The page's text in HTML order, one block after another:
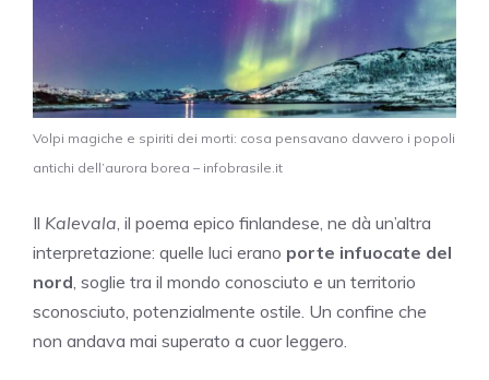
Volpi magiche e spiriti dei morti: cosa pensavano davvero i popoli
antichi dell’aurora borea – infobrasile.it
Il Kalevala, il poema epico finlandese, ne dà un’altra
interpretazione: quelle luci erano porte infuocate del
nord, soglie tra il mondo conosciuto e un territorio
sconosciuto, potenzialmente ostile. Un confine che
non andava mai superato a cuor leggero.